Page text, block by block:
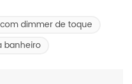
dimmer de toque
banheiro